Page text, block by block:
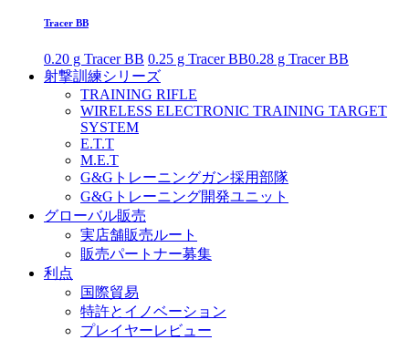
Tracer BB
0.20 g Tracer BB 0.25 g Tracer BB0.28 g Tracer BB
射撃訓練シリーズ
TRAINING RIFLE
WIRELESS ELECTRONIC TRAINING TARGET
SYSTEM
E.T.T
M.E.T
G&Gトレーニングガン採用部隊
G&Gトレーニング開発ユニット
グローバル販売
実店舗販売ルート
販売パートナー募集
利点
国際貿易
特許とイノベーション
プレイヤーレビュー